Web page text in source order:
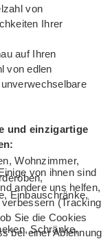
von
Ihrer
auf Ihren
von edlen
und einzigartige
Wohnzimmer,
Einbauschränke,
Schränke,
von ihnen sind
andere uns helfen,
(Tracking
Sie die Cookies
bei einer Ablehnung